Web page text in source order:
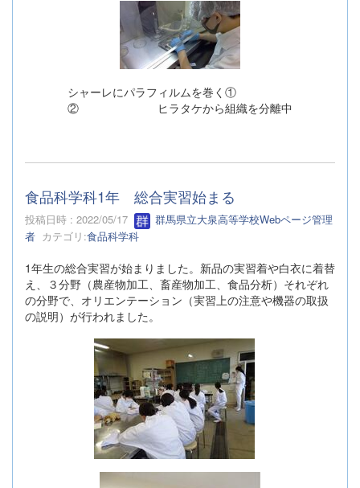
シャーレにパラフィルムを巻く①
② ヒラタケから組織を分離中
食品科学科1年 総合実習始まる
投稿日時 : 2022/05/17
群馬県立大泉高等学校Webページ管理
者 カテゴリ:食品科学科
1年生の総合実習が始まりました。新品の実習着や白衣に着替
え、３分野（農産物加工、畜産物加工、食品分析）それぞれ
の分野で、オリエンテーション（実習上の注意や機器の取扱
の説明）が行われました。